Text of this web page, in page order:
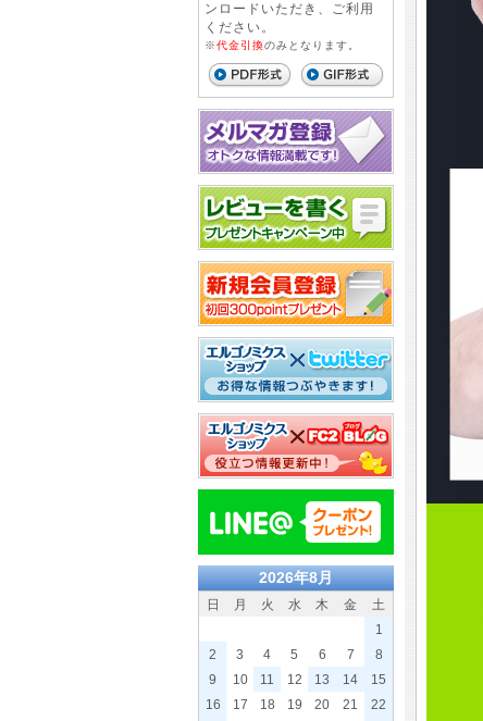
ンロードいただき、ご利用
ください。
※代金引換のみとなります。
2026年8月
日 月 火 水 木 金
土
1
2
3 4 5 6 7
8
9
10 11 12 13 14
15
16
17 18 19 20 21 22